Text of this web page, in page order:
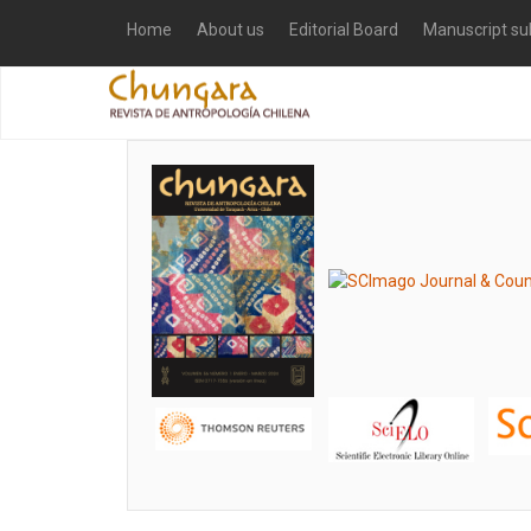
Home About us Editorial Board Manuscript